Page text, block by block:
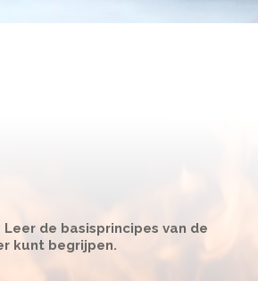
de basisprincipes van de
kunt begrijpen.